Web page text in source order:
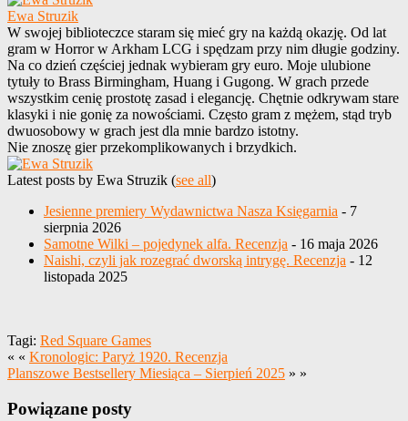
Ewa Struzik
W swojej biblioteczce staram się mieć gry na każdą okazję. Od lat
gram w Horror w Arkham LCG i spędzam przy nim długie godziny.
Na co dzień częściej jednak wybieram gry euro. Moje ulubione
tytuły to Brass Birmingham, Huang i Gugong. W grach przede
wszystkim cenię prostotę zasad i elegancję. Chętnie odkrywam stare
klasyki i nie gonię za nowościami. Często gram z mężem, stąd tryb
dwuosobowy w grach jest dla mnie bardzo istotny.
Nie znoszę gier przekomplikowanych i brzydkich.
Latest posts by Ewa Struzik (see all)
Jesienne premiery Wydawnictwa Nasza Księgarnia - 7
sierpnia 2026
Samotne Wilki – pojedynek alfa. Recenzja - 16 maja 2026
Naishi, czyli jak rozegrać dworską intrygę. Recenzja - 12
listopada 2025
Tagi: Red Square Games
« « Kronologic: Paryż 1920. Recenzja
Planszowe Bestsellery Miesiąca – Sierpień 2025 » »
Powiązane posty